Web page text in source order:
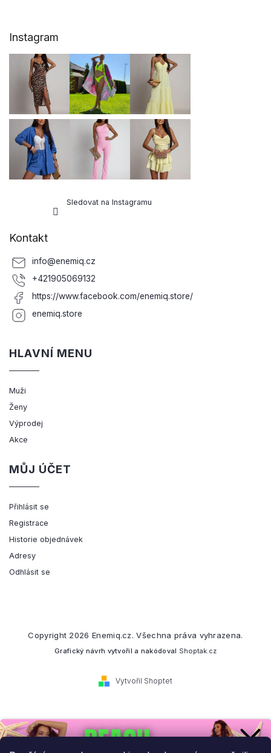
Instagram
Sledovat na Instagramu
Kontakt
info@enemiq.cz
+421905069132
https://www.facebook.com/enemiq.store/
enemiq.store
HLAVNÍ MENU
Muži
Ženy
Výprodej
Akce
MŮJ ÚČET
Přihlásit se
Registrace
Historie objednávek
Adresy
Odhlásit se
Vytvořil Shoptet
Copyright 2026 Enemiq.cz. Všechna práva vyhrazena.
Grafický návrh vytvořil a nakódoval Shoptak.cz
Přihlaste se k našemu